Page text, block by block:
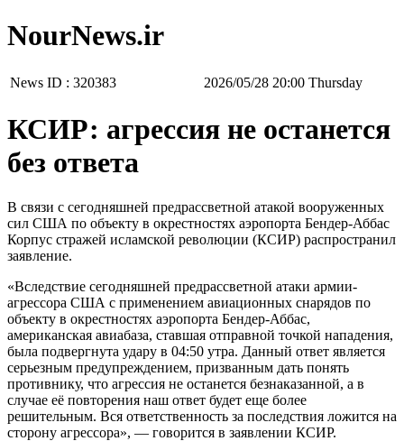
NourNews.ir
News ID : 320383 ‫‫Thursday‬‬ 20:00 2026/05/28
КСИР: агрессия не останется
без ответа
В связи с сегодняшней предрассветной атакой вооруженных
сил США по объекту в окрестностях аэропорта Бендер-Аббас
Корпус стражей исламской революции (КСИР) распространил
заявление.
«Вследствие сегодняшней предрассветной атаки армии-
агрессора США с применением авиационных снарядов по
объекту в окрестностях аэропорта Бендер-Аббас,
американская авиабаза, ставшая отправной точкой нападения,
была подвергнута удару в 04:50 утра. Данный ответ является
серьезным предупреждением, призванным дать понять
противнику, что агрессия не останется безнаказанной, а в
случае её повторения наш ответ будет еще более
решительным. Вся ответственность за последствия ложится на
сторону агрессора», — говорится в заявлении КСИР.